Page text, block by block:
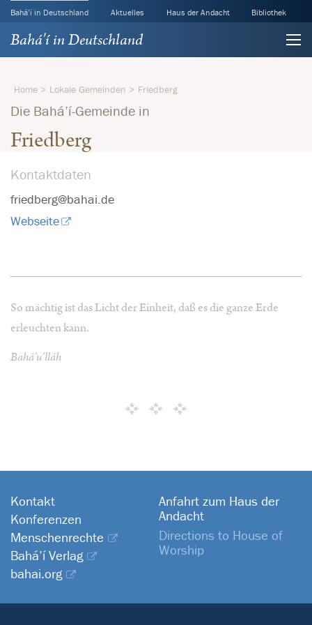
Bahá’í in Deutschland Aktuelles Haus der Andacht Bibliothek
Bahá'í in Deutschland
Home Lokale Gemeinden Friedberg
Die Bahá’í-Gemeinde in
Friedberg
Kontaktdaten
friedberg@bahai.de
Webseite
So mächtig ist das Licht der Einheit, daß es die ganze Erde
erleuchten kann.
Bahá’u’lláh
Kontakt
Konferenzen
Menschenrechte
Bahá’í Verlag
bahai.org
Anfahrt zum Haus der
Andacht
Directions to House of
Worship